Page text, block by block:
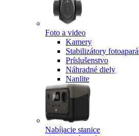
Foto a video
Kamery
Stabilizátory
Príslušenstvo
Náhradné diely
Nanlite
Nabíjacie stanice